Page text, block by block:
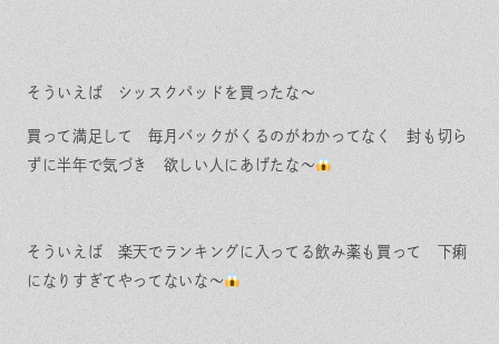
そういえば シッスクパッドを買ったな〜
買って満足して 毎月バックがくるのがわかってなく 封も切ら
ずに半年で気づき 欲しい人にあげたな〜
そういえば 楽天でランキングに入ってる飲み薬も買って 下痢
になりすぎてやってないな〜
st
ag
m
ce
bo
N
E